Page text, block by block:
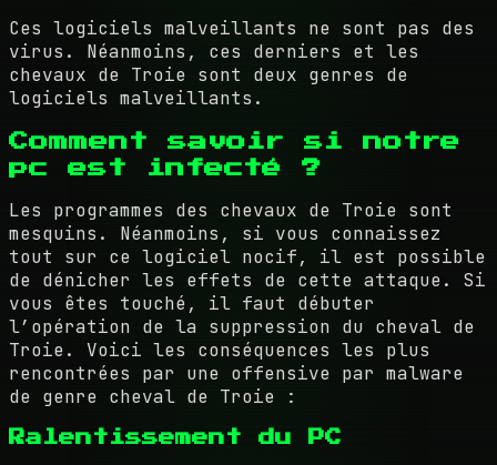
Ces logiciels malveillants ne sont pas des
virus. Néanmoins, ces derniers et les
chevaux de Troie sont deux genres de
logiciels malveillants.
Comment savoir si notre
pc est infecté ?
Les programmes des chevaux de Troie sont
mesquins. Néanmoins, si vous connaissez
tout sur ce logiciel nocif, il est possible
de dénicher les effets de cette attaque. Si
vous êtes touché, il faut débuter
l’opération de la suppression du cheval de
Troie. Voici les conséquences les plus
rencontrées par une offensive par malware
de genre cheval de Troie :
Ralentissement du PC